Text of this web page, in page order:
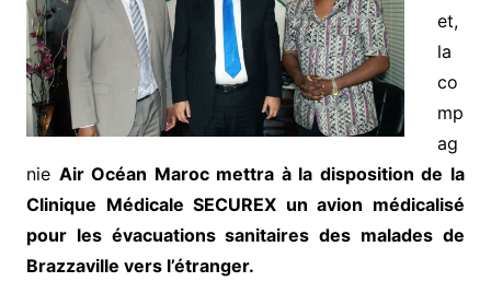
et,
la
co
mp
ag
nie Air Océan Maroc mettra à la disposition de la
Clinique Médicale SECUREX un avion médicalisé
pour les évacuations sanitaires des malades de
Brazzaville vers l’étranger.